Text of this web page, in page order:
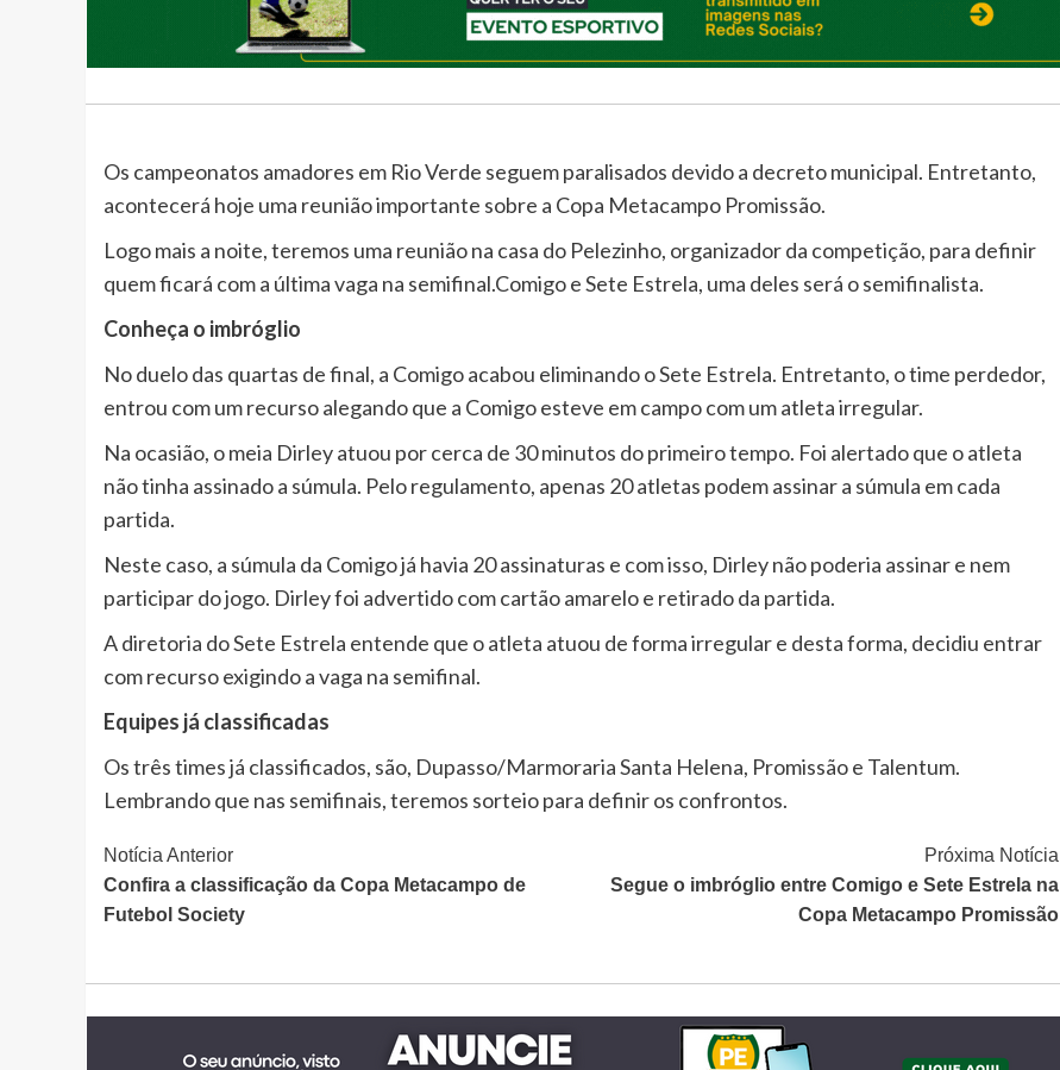
Os campeonatos amadores em Rio Verde seguem paralisados devido a decreto municipal. Entretanto,
acontecerá hoje uma reunião importante sobre a Copa Metacampo Promissão.
Logo mais a noite, teremos uma reunião na casa do Pelezinho, organizador da competição, para definir
quem ficará com a última vaga na semifinal.Comigo e Sete Estrela, uma deles será o semifinalista.
Conheça o imbróglio
No duelo das quartas de final, a Comigo acabou eliminando o Sete Estrela. Entretanto, o time perdedor,
entrou com um recurso alegando que a Comigo esteve em campo com um atleta irregular.
Na ocasião, o meia Dirley atuou por cerca de 30 minutos do primeiro tempo. Foi alertado que o atleta
não tinha assinado a súmula. Pelo regulamento, apenas 20 atletas podem assinar a súmula em cada
partida.
Neste caso, a súmula da Comigo já havia 20 assinaturas e com isso, Dirley não poderia assinar e nem
participar do jogo. Dirley foi advertido com cartão amarelo e retirado da partida.
A diretoria do Sete Estrela entende que o atleta atuou de forma irregular e desta forma, decidiu entrar
com recurso exigindo a vaga na semifinal.
Equipes já classificadas
Os três times já classificados, são, Dupasso/Marmoraria Santa Helena, Promissão e Talentum.
Lembrando que nas semifinais, teremos sorteio para definir os confrontos.
Continue
Lendo
Notícia Anterior
Confira a classificação da Copa Metacampo de
Futebol Society
Próxima Notícia
Segue o imbróglio entre Comigo e Sete Estrela na
Copa Metacampo Promissão